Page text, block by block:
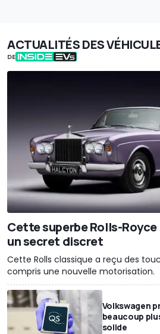
ACTUALITÉS DES
DE
Cette superbe Rolls-
un secret discret
Cette Rolls classique a reçu des
compris une nouvelle motorisation.
Volkswagen
beaucoup
solide